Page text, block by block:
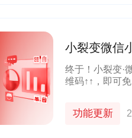
小裂变微信
终于！小裂变·
维码↑↑，即可
功能更新